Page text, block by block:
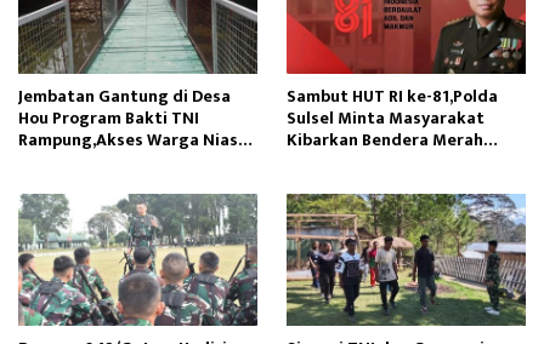
Jembatan Gantung di Desa
Hou Program Bakti TNI
Rampung,Akses Warga Nias
Sambut HUT RI ke-81,Polda
Sulsel Minta Masyarakat
Kibarkan Bendera Merah